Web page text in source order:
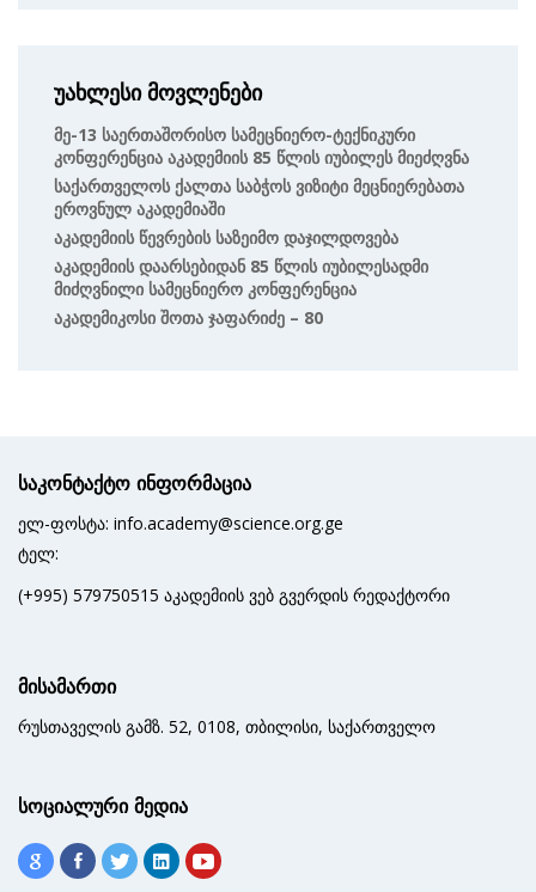
უახლესი მოვლენები
Მე-13 Საერთაშორისო Სამეცნიერო-Ტექნიკური
Კონფერენცია Აკადემიის 85 Წლის Იუბილეს Მიეძღვნა
Საქართველოს Ქალთა Საბჭოს Ვიზიტი Მეცნიერებათა
Ეროვნულ Აკადემიაში
Აკადემიის Წევრების Საზეიმო Დაჯილდოვება
Აკადემიის Დაარსებიდან 85 Წლის Იუბილესადმი
Მიძღვნილი Სამეცნიერო Კონფერენცია
Აკადემიკოსი Შოთა Ჯაფარიძე – 80
საკონტაქტო ინფორმაცია
ელ-ფოსტა: info.academy@science.org.ge
ტელ:
(+995) 579750515 აკადემიის ვებ გვერდის რედაქტორი
მისამართი
რუსთაველის გამზ. 52, 0108, თბილისი, საქართველო
სოციალური მედია